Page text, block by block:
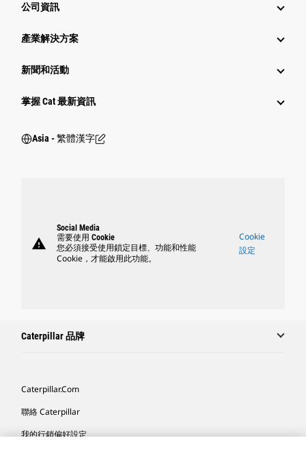
公司資訊
產業解決方案
新聞和活動
掌握 Cat 最新資訊
Asia - 繁體漢字
warning
Social Media
需要使用 Cookie
您必須接受使用鎖定目標、功能和性能
Cookie，才能啟用此功能。
Cookie
設定
Caterpillar 品牌
Caterpillar.com
聯絡 Caterpillar
我的行銷偏好設定